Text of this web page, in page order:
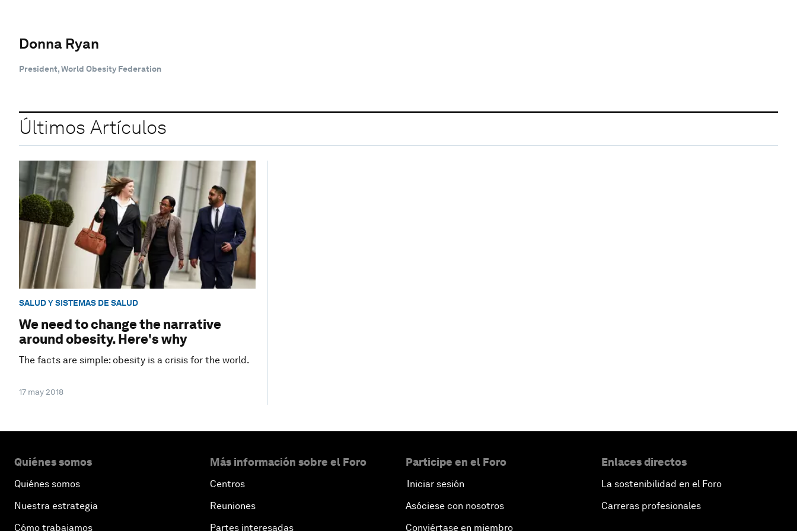
Donna Ryan
President, World Obesity Federation
Últimos Artículos
SALUD Y SISTEMAS DE SALUD
We need to change the narrative
around obesity. Here's why
The facts are simple: obesity is a crisis for the world.
17 may 2018
Quiénes somos
Quiénes somos
Nuestra estrategia
Cómo trabajamos
Más información sobre el Foro
Centros
Reuniones
Partes interesadas
Participe en el Foro
Iniciar sesión
Asóciese con nosotros
Conviértase en miembro
Enlaces directos
La sostenibilidad en el Foro
Carreras profesionales